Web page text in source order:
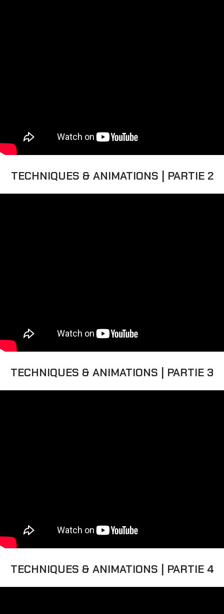
TECHNIQUES & ANIMATIONS | PARTIE 2
TECHNIQUES & ANIMATIONS | PARTIE 3
TECHNIQUES & ANIMATIONS | PARTIE 4